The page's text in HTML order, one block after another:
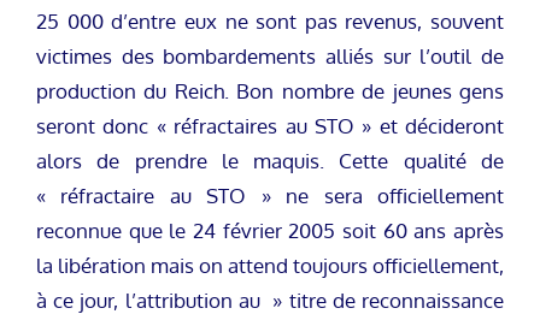
25 000 d’entre eux ne sont pas revenus, souvent
victimes des bombardements alliés sur l’outil de
production du Reich. Bon nombre de jeunes gens
seront donc « réfractaires au STO » et décideront
alors de prendre le maquis. Cette qualité de
« réfractaire au STO » ne sera officiellement
reconnue que le 24 février 2005 soit 60 ans après
la libération mais on attend toujours officiellement,
à ce jour, l’attribution au » titre de reconnaissance